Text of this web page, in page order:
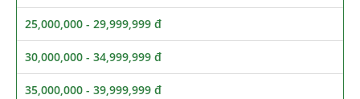
25,000,000 - 29,999,999 đ
30,000,000 - 34,999,999 đ
35,000,000 - 39,999,999 đ